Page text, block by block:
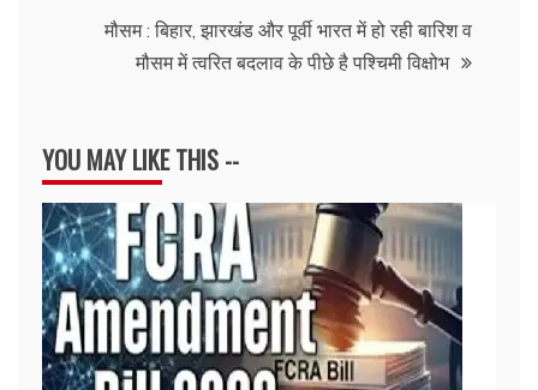
मौसम : बिहार, झारखंड और पूर्वी भारत में हो रही बारिश व
मौसम में त्वरित बदलाव के पीछे है पश्चिमी विक्षोभ
YOU MAY LIKE THIS --